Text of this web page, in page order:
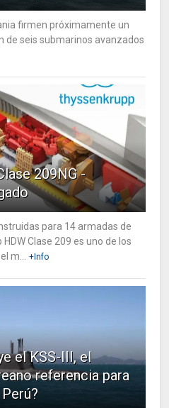
firmen próximamente un
de seis submarinos avanzados
209NG -
para 14 armadas de
Clase 209 es uno de los
m...
+Info
el KSS-III, el
referencia para